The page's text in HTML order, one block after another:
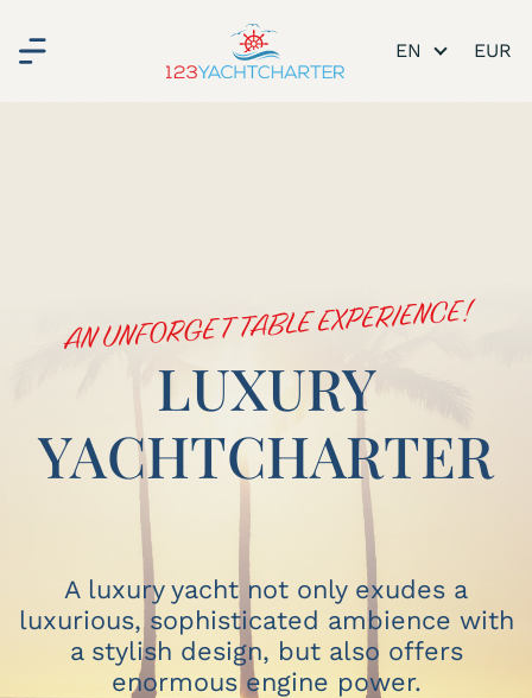
EN
AN UNFORGETTABLE EXPERIENCE!
LUXURY
YACHTCHARTER
A luxury yacht not only exudes a
luxurious, sophisticated ambience with
a stylish design, but also offers
enormous engine power.